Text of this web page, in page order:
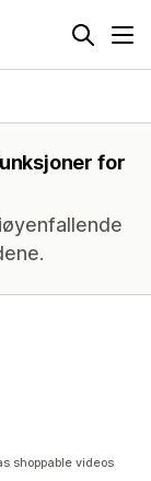
for
shoppable videos